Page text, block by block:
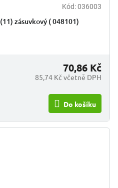
Kód:036003
zásuvkový ( 048101)
85,74 Kč včetně DPH
70,86 Kč
Do košíku